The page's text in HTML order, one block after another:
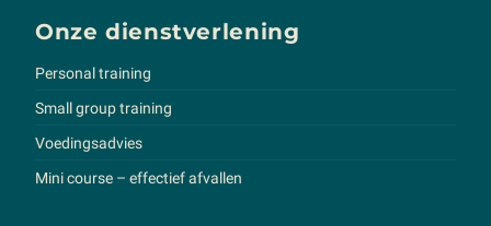
Onze dienstverlening
Personal training
Small group training
Voedingsadvies
Mini course – effectief afvallen